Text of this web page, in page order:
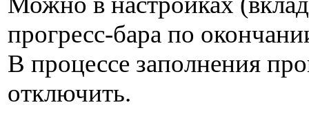
прогресс-бара по
В процессе заполнения
отключить.